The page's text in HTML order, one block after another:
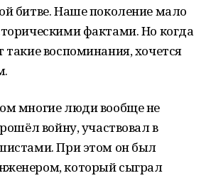
битве. Наше поколение мало
фактами. Но когда
воспоминания, хочется
многие люди вообще не
войну, участвовал в
При этом он был
который сыграл